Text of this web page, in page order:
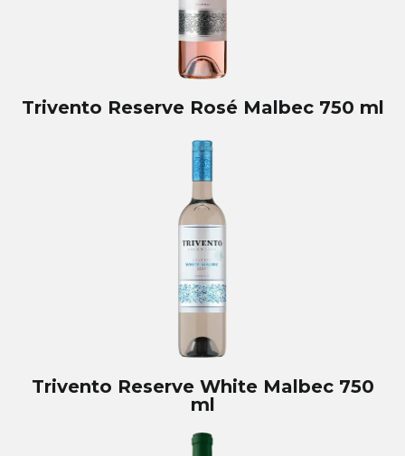
Trivento Reserve Rosé Malbec 750 ml
Trivento Reserve White Malbec 750
ml